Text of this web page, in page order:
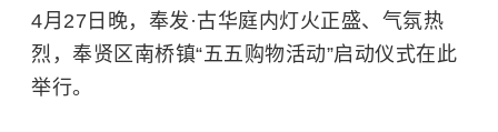
4月27日晚，奉发·古华庭内灯火正盛、气氛热
烈，奉贤区南桥镇“五五购物活动”启动仪式在此
举行。